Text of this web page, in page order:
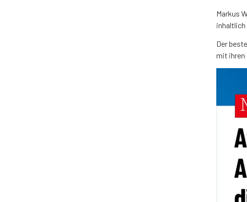
Markus
inhaltlich
Der
mit ihren